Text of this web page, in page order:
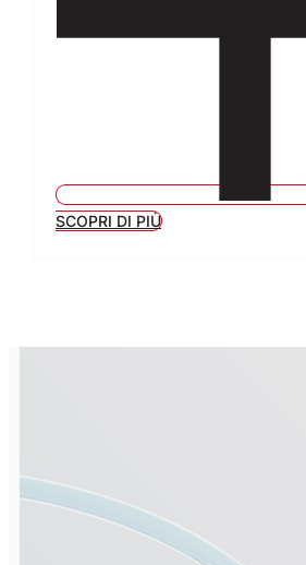
SCOPRI DI PIÙ